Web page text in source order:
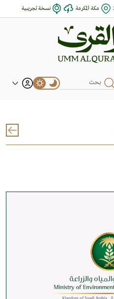
مكة المكرمة نسخة تجريبية